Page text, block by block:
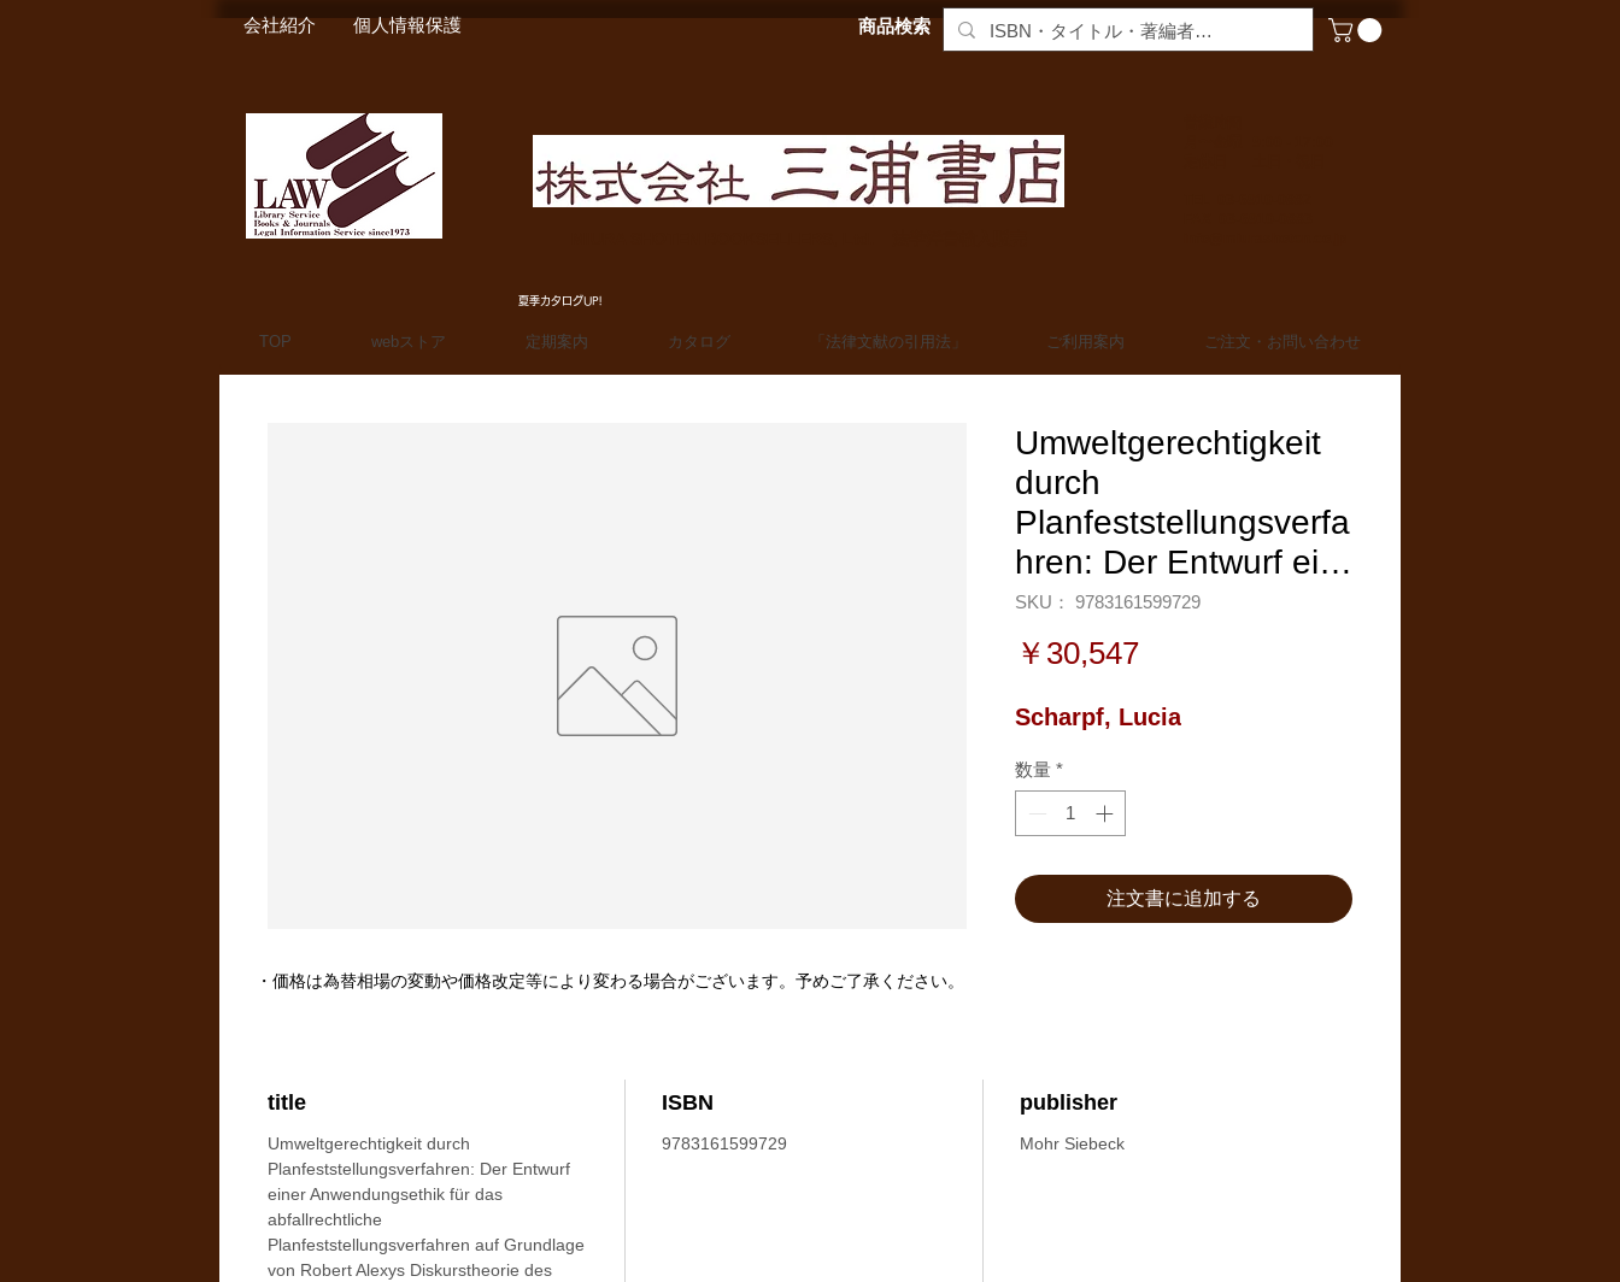
会社紹介 個人情報保護 商品検索
夏季カタログUP!
TOP webストア 定期案内 カタログ 「法律文献の引用法」 ご利用案内 ご注文・お問い合わせ
Umweltgerechtigkeit
durch
Planfeststellungsverfa
hren: Der Entwurf ei…
SKU： 9783161599729
￥30,547価
Scharpf, Lucia
数量 *
注文書に追加する
title
Umweltgerechtigkeit durch
Planfeststellungsverfahren: Der Entwurf
einer Anwendungsethik für das
abfallrechtliche
Planfeststellungsverfahren auf Grundlage
von Robert Alexys Diskurstheorie des
ISBN
9783161599729
publisher
Mohr Siebeck
・価格は為替相場の変動や価格改定等により変わる場合がございます。予めご了承ください。